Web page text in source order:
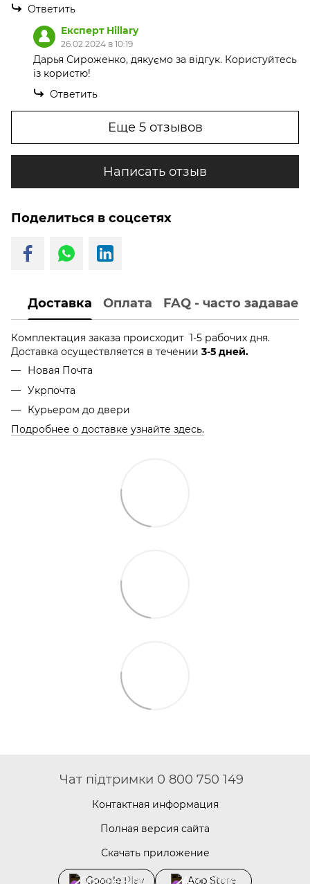
Ответить
Експерт Hillary
26.02.2024 в 10:19
Дарья Сироженко, дякуємо за відгук. Користуйтесь
із користю!
Ответить
Еще 5 отзывов
Написать отзыв
Поделиться в соцсетях
Доставка Оплата FAQ - часто
Комплектация заказа происходит 1-5 рабочих дня.
Доставка осуществляется в течении 3-5 дней.
Новая Почта
Укрпочта
Курьером до двери
Подробнее о доставке узнайте здесь.
Чат підтримки 0 800 750 149
Контактная информация
Полная версия сайта
Скачать приложение
Google Play App Store